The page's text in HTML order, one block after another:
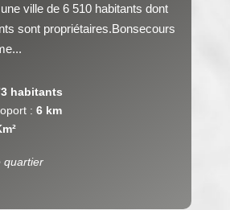
ville de 6 510 habitants dont
sont propriétaires.Bonsecours
habitants
: 6 km